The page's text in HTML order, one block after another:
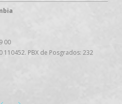
00
PBX de Posgrados: 232